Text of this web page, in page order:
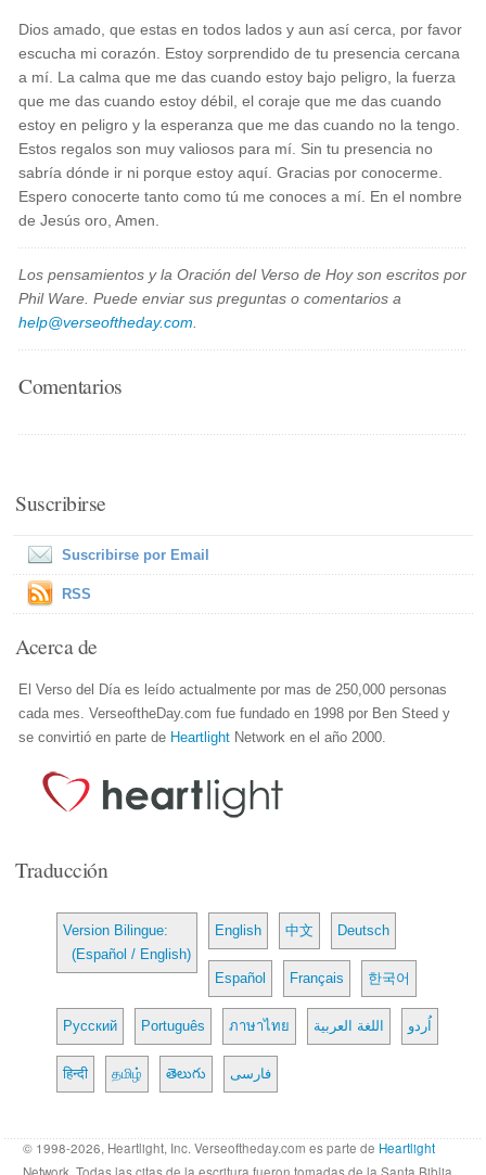
Dios amado, que estas en todos lados y aun así cerca, por favor
escucha mi corazón. Estoy sorprendido de tu presencia cercana
a mí. La calma que me das cuando estoy bajo peligro, la fuerza
que me das cuando estoy débil, el coraje que me das cuando
estoy en peligro y la esperanza que me das cuando no la tengo.
Estos regalos son muy valiosos para mí. Sin tu presencia no
sabría dónde ir ni porque estoy aquí. Gracias por conocerme.
Espero conocerte tanto como tú me conoces a mí. En el nombre
de Jesús oro, Amen.
Los pensamientos y la Oración del Verso de Hoy son escritos por
Phil Ware. Puede enviar sus preguntas o comentarios a
help@verseoftheday.com
Comentarios
Suscribirse
Suscribirse por Email
RSS
Acerca de
El Verso del Día es leído actualmente por mas de 250,000 personas
cada mes. VerseoftheDay.com fue fundado en 1998 por Ben Steed y
se convirtió en parte de Heartlight Network en el año 2000.
Traducción
Version Bilingue:
(Español / English)
English 中文 Deutsch
Español Français 한국어
Русский Português ภาษาไทย اللغة العربية اُردو
हिन्दी தமிழ் తెలుగు فارسی
© 1998-2026, Heartlight, Inc. Verseoftheday.com es parte de Heartlight